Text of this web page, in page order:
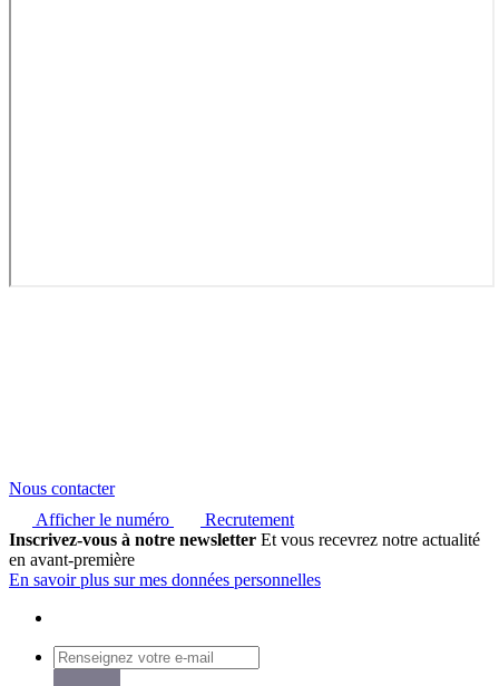
Nous contacter
Afficher le numéro
Recrutement
Inscrivez-vous à notre newsletter Et vous recevrez notre actualité
en avant-première
En savoir plus sur mes données personnelles